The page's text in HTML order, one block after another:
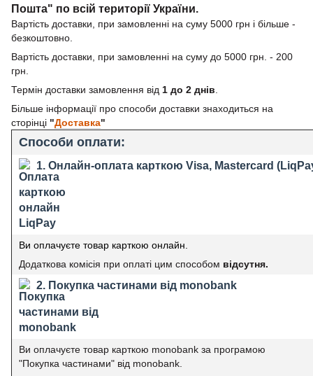
Пошта" по всій території України.
Вартість доставки, при замовленні на суму 5000 грн і більше -
безкоштовно.
Вартість доставки, при замовленні на суму до 5000 грн. - 200
грн.
Термін доставки замовлення від 1 до 2 днів
Більше інформації про способи доставки знаходиться на
сторінці "Доставка"
Способи оплати:
1. Онлайн-оплата карткою Visa, Mastercard
Ви оплачуєте товар карткою онлайн.
Додаткова комісія при оплаті цим способом відсутня.
2. Покупка частинами від monobank
Ви оплачуєте товар карткою monobank за програмою
"Покупка частинами" від monobank.